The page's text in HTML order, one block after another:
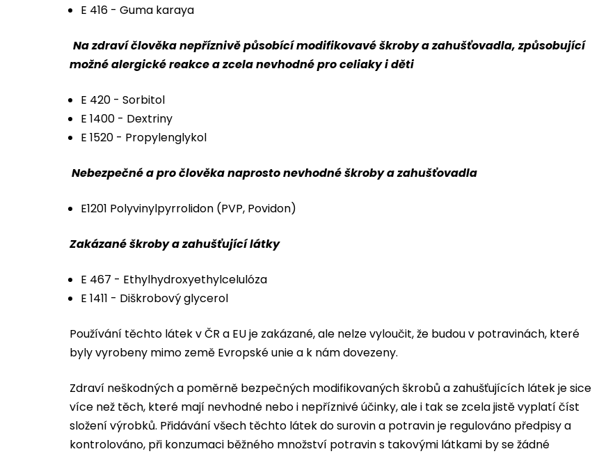
E 416 - Guma karaya
Na zdraví člověka nepříznivě působící modifikovavé škroby a zahušťovadla, způsobující
možné alergické reakce a zcela nevhodné pro celiaky i děti
E 420 - Sorbitol
E 1400 - Dextriny
E 1520 - Propylenglykol
Nebezpečné a pro člověka naprosto nevhodné škroby a zahušťovadla
E1201 Polyvinylpyrrolidon (PVP, Povidon)
Zakázané škroby a zahušťující látky
E 467 - Ethylhydroxyethylcelulóza
E 1411 - Diškrobový glycerol
Používání těchto látek v ČR a EU je zakázané, ale nelze vyloučit, že budou v potravinách, které
byly vyrobeny mimo země Evropské unie a k nám dovezeny.
Zdraví neškodných a poměrně bezpečných modifikovaných škrobů a zahušťujících látek je sice
více než těch, které mají nevhodné nebo i nepříznivé účinky, ale i tak se zcela jistě vyplatí číst
složení výrobků. Přidávání všech těchto látek do surovin a potravin je regulováno předpisy a
kontrolováno, při konzumaci běžného množství potravin s takovými látkami by se žádné